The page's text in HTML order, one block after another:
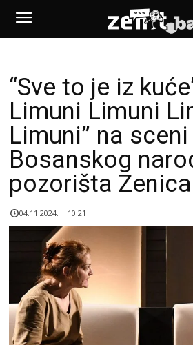
“Sve to je iz
Limuni Limuni
Limuni” na sceni
Bosanskog
pozorišta Zenica
04.11.2024. | 10:21